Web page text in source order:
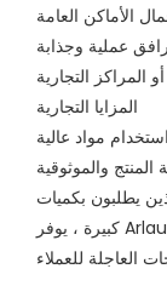
عملية وجذابة
المزايا التجارية
مواد عالية
يطلبون بكميات
كبيرة ، يوفر Arlau أسعارًا تفضيلية وخدمات توصيل سريعة لتلبية